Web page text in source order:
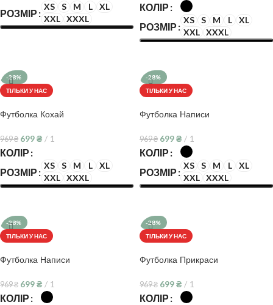
РОЗМІР
XS S M L
XL
XXL XXXL
КОЛІР
РОЗМІР
XS S M L
XL
XXL XXXL
-28%
ТІЛЬКИ У НАС
Футболка Кохай
969₴ 699₴ 1
КОЛІР
РОЗМІР
XS S M L
XL
XXL XXXL
-28%
ТІЛЬКИ У НАС
Футболка Написи
969₴ 699₴ 1
КОЛІР
РОЗМІР
XS S M L
XL
XXL XXXL
-28%
ТІЛЬКИ У НАС
Футболка Написи
969₴ 699₴ 1
КОЛІР
-28%
ТІЛЬКИ У НАС
Футболка Прикраси
969₴ 699₴ 1
КОЛІР